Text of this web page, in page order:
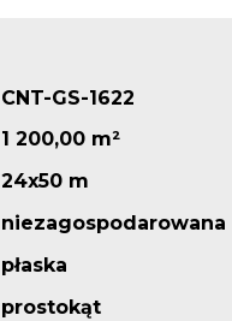
CNT-GS-1622
1 200,00 m²
24x50 m
niezagospodarowana
płaska
prostokąt